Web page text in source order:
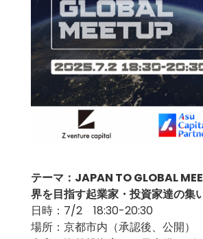
テーマ：JAPAN TO GLOBAL
界を目指す起業家・投資家達の集
日時：7/2 18:30-20:30
場所：京都市内（承認後、公開）